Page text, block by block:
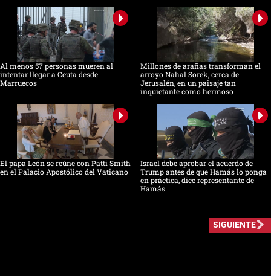
Al menos 57 personas mueren al
intentar llegar a Ceuta desde
Marruecos
Millones de arañas transforman el
arroyo Nahal Sorek, cerca de
Jerusalén, en un paisaje tan
inquietante como hermoso
El papa León se reúne con Patti Smith
en el Palacio Apostólico del Vaticano
Israel debe aprobar el acuerdo de
Trump antes de que Hamás lo ponga
en práctica, dice representante de
Hamás
SIGUIENTE